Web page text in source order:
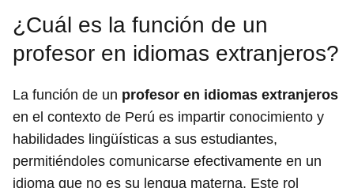
¿Cuál es la función de un
profesor en idiomas extranjeros?
La función de un profesor en idiomas extranjeros
en el contexto de Perú es impartir conocimiento y
habilidades lingüísticas a sus estudiantes,
permitiéndoles comunicarse efectivamente en un
idioma que no es su lengua materna. Este rol